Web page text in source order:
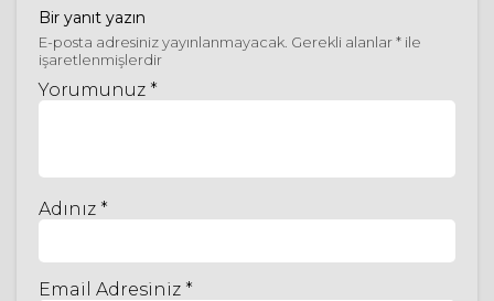
Bir yanıt yazın
E-posta adresiniz yayınlanmayacak. Gerekli alanlar* ile
işaretlenmişlerdir
Yorumunuz *
Adınız *
Email Adresiniz *